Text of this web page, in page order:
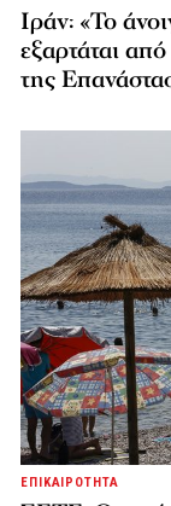
Ιράν: «Το
εξαρτάται
της
ΕΠΙΚΑΙΡΟΤΗΤΑ